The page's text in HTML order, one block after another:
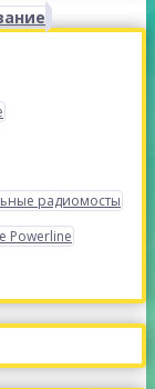
радиомосты
Powerline